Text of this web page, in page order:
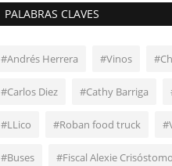
PALABRAS CLAVES
#Andrés Herrera #Vinos
#Carlos Diez #Cathy Barriga
#LLico #Roban food truck
#Buses #Fiscal Alexie Crisóstomo